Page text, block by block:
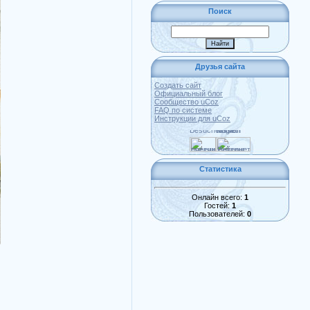
Поиск
Друзья сайта
Создать сайт
Официальный блог
Сообщество uCoz
FAQ по системе
Инструкции для uCoz
Статистика
Онлайн всего: 1
Гостей: 1
Пользователей: 0